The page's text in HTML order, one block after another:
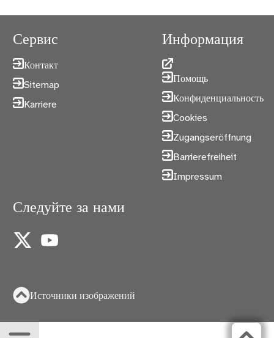
Сервис
Контакт
Sitemap
Karriere
Информация
Помощь
Конфиденциальность
Cookies
Zugangseröffnung
Barrierefreiheit
Impressum
Следуйте за нами
X YouTube
Источники изображений